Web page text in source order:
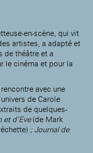
en-scène, qui vit
artistes, a adapté et
de théâtre et a
le cinéma et pour la
avec une
de Carole
de quelques-
et d’Eve(de Mark
; Journal de